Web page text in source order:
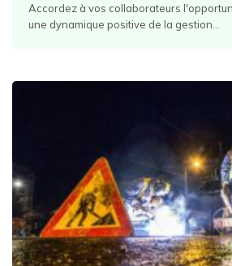
Accordez à vos collaborateurs
une dynamique positive de la gestion...